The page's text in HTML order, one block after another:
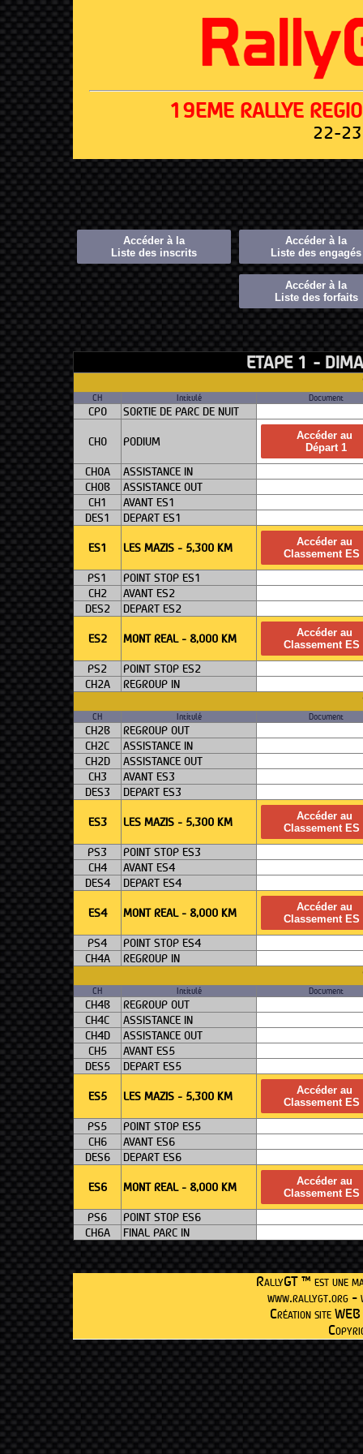
19EME RALLYE
22-23
Accéder à la
Liste des inscrits
Accéder à la
Liste des engagés
Accéder à la
Liste des forfaits
ETAPE 1 -
CH Intitulé Document
CP0 SORTIE DE PARC DE NUIT
CH0 PODIUM
Accéder au
Départ 1
CH0A
ASSISTANCE IN
CH0B
ASSISTANCE OUT
CH1
AVANT ES1
DES1
DEPART ES1
ES1 LES MAZIS - 5,300 KM
Accéder au
Classement ES
PS1
POINT STOP ES1
CH2
AVANT ES2
DES2
DEPART ES2
ES2 MONT REAL - 8,000 KM
Accéder au
Classement ES
PS2
POINT STOP ES2
CH2A
REGROUP IN
CH Intitulé Document
CH2B
REGROUP OUT
CH2C
ASSISTANCE IN
CH2D
ASSISTANCE OUT
CH3
AVANT ES3
DES3
DEPART ES3
ES3 LES MAZIS - 5,300 KM
Accéder au
Classement ES
PS3
POINT STOP ES3
CH4
AVANT ES4
DES4
DEPART ES4
ES4 MONT REAL - 8,000 KM
Accéder au
Classement ES
PS4
POINT STOP ES4
CH4A
REGROUP IN
CH Intitulé Document
CH4B
REGROUP OUT
CH4C
ASSISTANCE IN
CH4D
ASSISTANCE OUT
CH5
AVANT ES5
DES5
DEPART ES5
ES5 LES MAZIS - 5,300 KM
Accéder au
Classement ES
PS5
POINT STOP ES5
CH6
AVANT ES6
DES6
DEPART ES6
ES6 MONT REAL - 8,000 KM
Accéder au
Classement ES
PS6
POINT STOP ES6
CH6A
FINAL PARC IN
RallyGT ™ est une
www.rallygt.org -
Création site